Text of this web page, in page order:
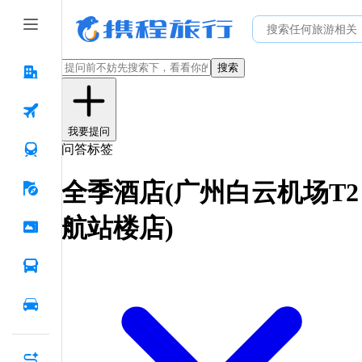
搜索
我要提问
问答标签
全季酒店(广州白云机场T2
航站楼店)